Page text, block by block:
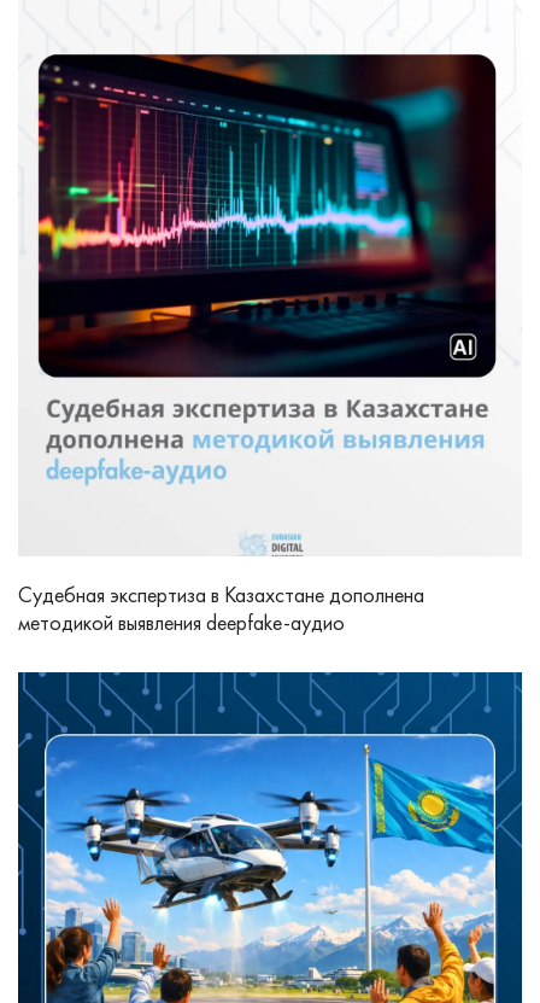
Судебная экспертиза в Казахстане дополнена
методикой выявления deepfake‑аудио